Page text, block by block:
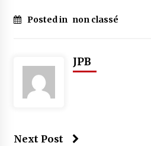
Posted in non classé
JPB
Next Post